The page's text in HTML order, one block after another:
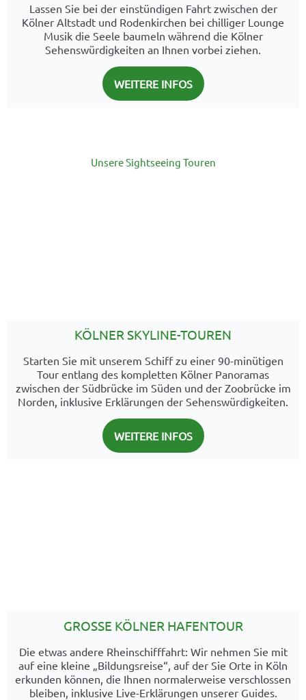
Lassen Sie bei der einstündigen Fahrt zwischen der
Kölner Altstadt und Rodenkirchen bei chilliger Lounge
Musik die Seele baumeln während die Kölner
Sehenswürdigkeiten an Ihnen vorbei ziehen.
WEITERE INFOS
Unsere Sightseeing Touren
KÖLNER SKYLINE-TOUREN
Starten Sie mit unserem Schiff zu einer 90-minütigen
Tour entlang des kompletten Kölner Panoramas
zwischen der Südbrücke im Süden und der Zoobrücke im
Norden, inklusive Erklärungen der Sehenswürdigkeiten.
WEITERE INFOS
GROSSE KÖLNER HAFENTOUR
Die etwas andere Rheinschifffahrt: Wir nehmen Sie mit
auf eine kleine „Bildungsreise“, auf der Sie Orte in Köln
erkunden können, die Ihnen normalerweise verschlossen
bleiben, inklusive Live-Erklärungen unserer Guides.